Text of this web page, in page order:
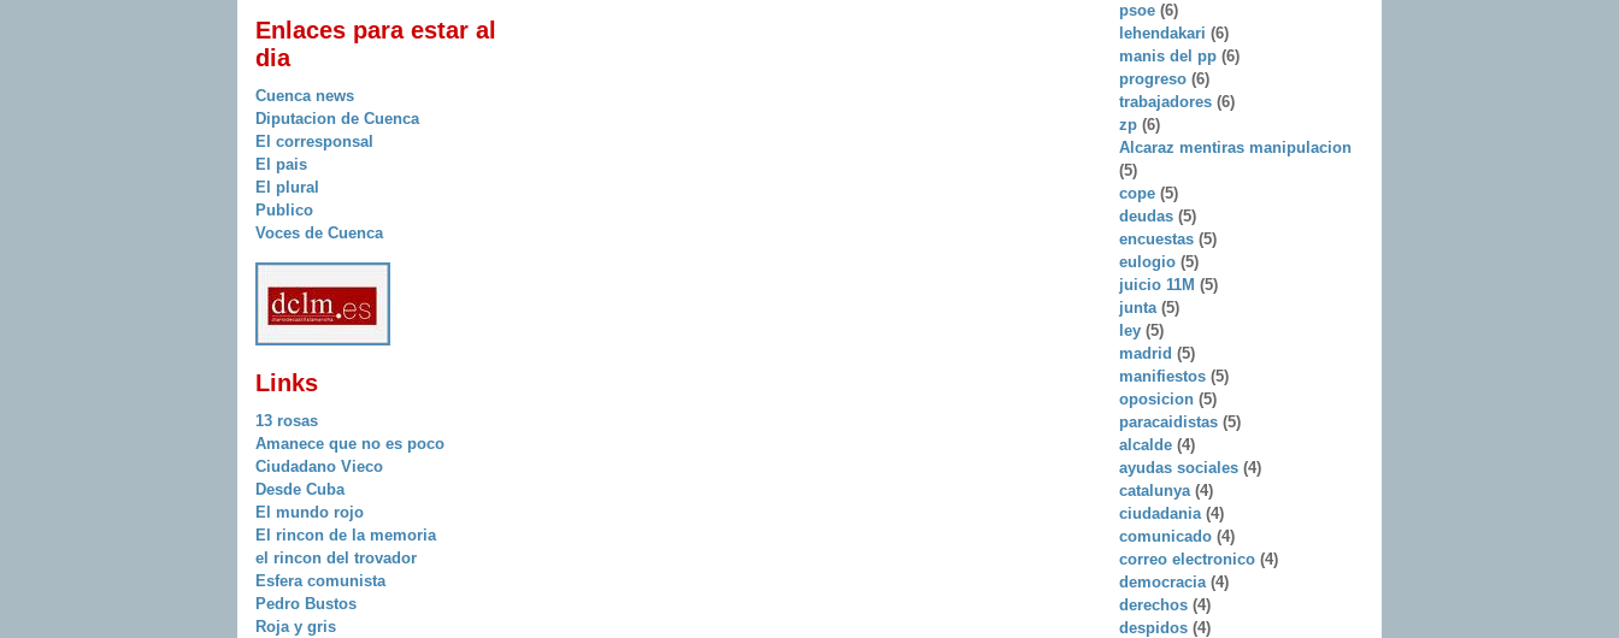
Enlaces para estar al
dia
Cuenca news
Diputacion de Cuenca
El corresponsal
El pais
El plural
Publico
Voces de Cuenca
Links
13 rosas
Amanece que no es poco
Ciudadano Vieco
Desde Cuba
El mundo rojo
El rincon de la memoria
el rincon del trovador
Esfera comunista
Pedro Bustos
Roja y gris
psoe (6)
lehendakari (6)
manis del pp (6)
progreso (6)
trabajadores (6)
zp (6)
Alcaraz mentiras manipulacion
(5)
cope (5)
deudas (5)
encuestas (5)
eulogio (5)
juicio 11M (5)
junta (5)
ley (5)
madrid (5)
manifiestos (5)
oposicion (5)
paracaidistas (5)
alcalde (4)
ayudas sociales (4)
catalunya (4)
ciudadania (4)
comunicado (4)
correo electronico (4)
democracia (4)
derechos (4)
despidos (4)